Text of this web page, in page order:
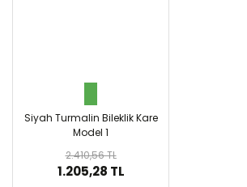
Siyah Turmalin Bileklik Kare
Model 1
2.410,56 TL
1.205,28 TL